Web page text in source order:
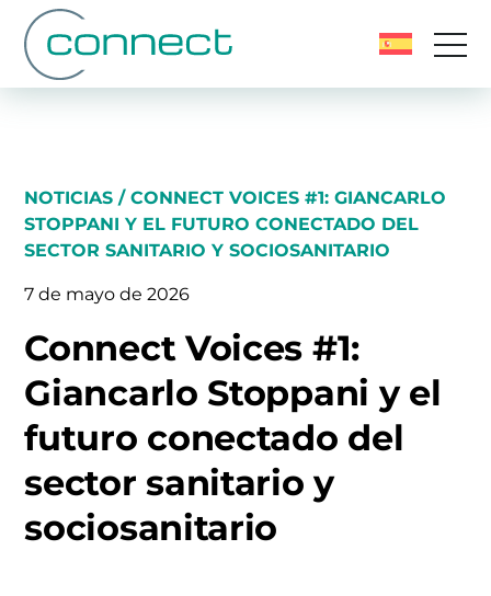
NOTICIAS / CONNECT VOICES #1: GIANCARLO
STOPPANI Y EL FUTURO CONECTADO DEL
SECTOR SANITARIO Y SOCIOSANITARIO
7 de mayo de 2026
Connect Voices #1:
Giancarlo Stoppani y el
futuro conectado del
sector sanitario y
sociosanitario